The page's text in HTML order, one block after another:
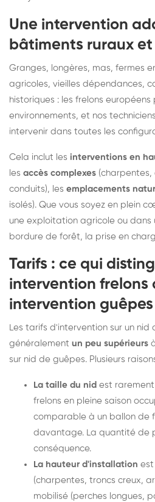
Une intervention
bâtiments ruraux
Granges, longères, mas, fermes
agricoles, vieilles dépendances,
historiques : les frelons européens
environnements, et nos
intervenir dans toutes les
Cela inclut les interventions en
les accès complexes (charpentes,
conduits), les emplacements
isolés). Que vous soyez en plein
une exploitation agricole ou dans
bordure de forêt, la prise en
Tarifs : ce qui
intervention frelons
intervention guêpes
Les tarifs d'intervention sur un nid
généralement un peu supérieurs
sur nid de guêpes. Plusieurs
La taille du nid est
frelons en pleine saison
comparable à un ballon de
davantage. La quantité de
conséquence.
La hauteur d'installation est
(charpentes, troncs creux,
mobilisé (perches longues,